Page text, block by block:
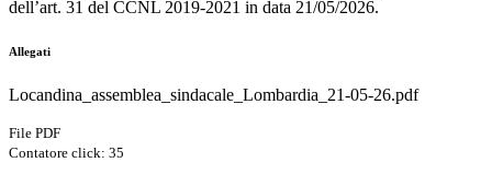
dell’art. 31 del CCNL 2019-2021 in data 21/05/2026.
Allegati
Locandina_assemblea_sindacale_Lombardia_21-05-26.pdf
File PDF
Contatore click: 35